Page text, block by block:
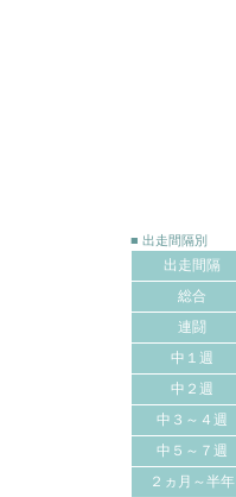
■ 出走間隔別
出走間隔
総合
連闘
中１週
中２週
中３～４週
中５～７週
２ヵ月～半年